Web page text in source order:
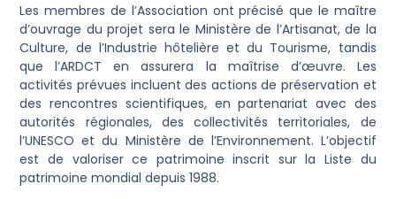
Les membres de l’Association ont précisé que le maître
d’ouvrage du projet sera le Ministère de l’Artisanat, de la
Culture, de l’Industrie hôtelière et du Tourisme, tandis
que l’ARDCT en assurera la maîtrise d’œuvre. Les
activités prévues incluent des actions de préservation et
des rencontres scientifiques, en partenariat avec des
autorités régionales, des collectivités territoriales, de
l’UNESCO et du Ministère de l’Environnement. L’objectif
est de valoriser ce patrimoine inscrit sur la Liste du
patrimoine mondial depuis 1988.